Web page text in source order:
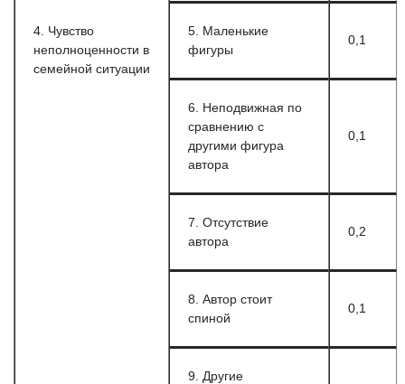
4. Чувство
неполноценности в
семейной ситуации
5. Маленькие
фигуры
0,1
6. Неподвижная по
сравнению с
другими фигура
автора
0,1
7. Отсутствие
автора
0,2
8. Автор стоит
спиной
0,1
9. Другие